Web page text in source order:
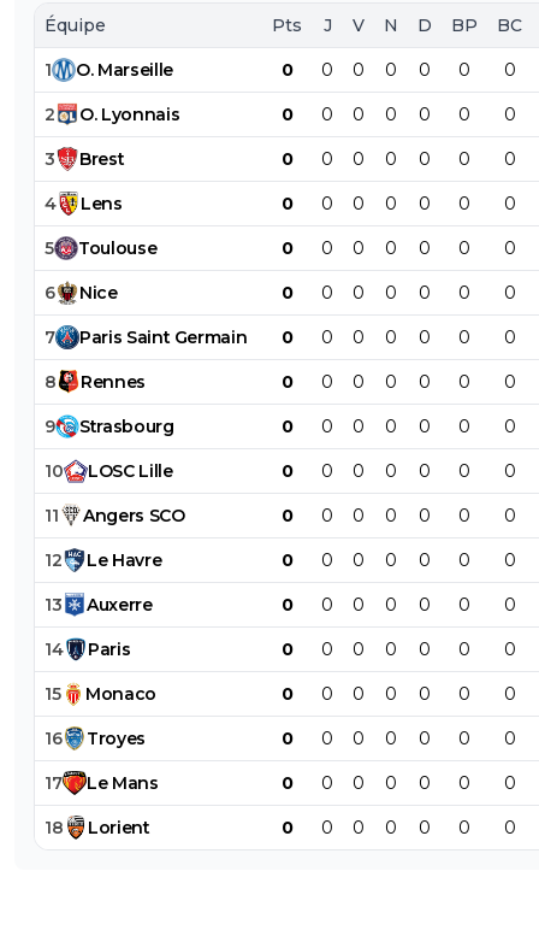
Équipe Pts J V N D BP BC
1 O. Marseille 0 0 0 0 0 0 0
2 O. Lyonnais 0 0 0 0 0 0 0
3 Brest 0 0 0 0 0 0 0
4 Lens 0 0 0 0 0 0 0
5 Toulouse 0 0 0 0 0 0 0
6 Nice 0 0 0 0 0 0 0
7 Paris Saint Germain 0 0 0 0 0 0 0
8 Rennes 0 0 0 0 0 0 0
9 Strasbourg 0 0 0 0 0 0 0
10 LOSC Lille 0 0 0 0 0 0 0
11 Angers SCO 0 0 0 0 0 0 0
12 Le Havre 0 0 0 0 0 0 0
13 Auxerre 0 0 0 0 0 0 0
14 Paris 0 0 0 0 0 0 0
15 Monaco 0 0 0 0 0 0 0
16 Troyes 0 0 0 0 0 0 0
17 Le Mans 0 0 0 0 0 0 0
18 Lorient 0 0 0 0 0 0 0